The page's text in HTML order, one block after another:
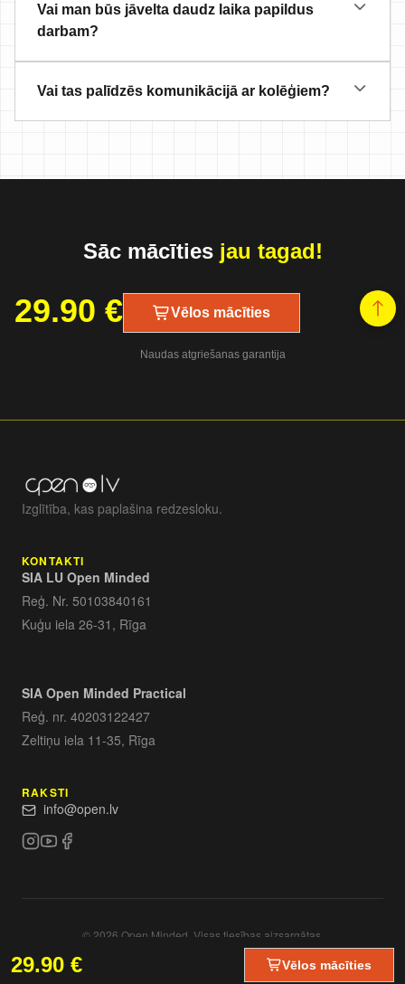
Vai man būs jāvelta daudz laika papildus
darbam?
Vai tas palīdzēs komunikācijā ar kolēģiem?
Sāc mācīties jau tagad!
29.90 € Vēlos mācīties
Naudas atgriešanas garantija
29.90 € Vēlos mācīties
Izglītība, kas paplašina redzesloku.
KONTAKTI
SIA LU Open Minded
Reģ. Nr. 50103840161
Kuģu iela 26-31, Rīga
SIA Open Minded Practical
Reģ. nr. 40203122427
Zeltiņu iela 11-35, Rīga
RAKSTI
info@open.lv
© 2026 Open Minded. Visas tiesības aizsargātas.